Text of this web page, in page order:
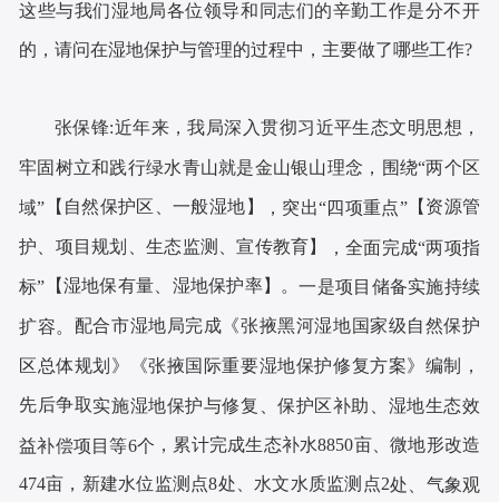
这些与我们湿地局各位领导和同志们的辛勤工作是分不开
的，请问在湿地保护与管理的过程中，主要做了哪些工作?
张保锋:近年来，我局深入贯彻习近平生态文明思想，
牢固树立和践行绿水青山就是金山银山理念， 围绕“两个区
域” 【自然保护区、一般湿地】 ，突出“四项重点”【资源管
护、项目规划、生态监测、宣传教育】 ，全面完成“两项指
标” 【湿地保有量、湿地保护率】 。一是项目储备实施持续
扩容。 配合市湿地局完成《张掖黑河湿地国家级自然保护
区总体规划》《张掖国际重要湿地保护修复方案》 编制，
先后争取实施湿地保护与修复、保护区补助、湿地生态效
益补偿项目等6个 ，累计完成生态补水8850亩、微地形改造
474亩，新建水位监测点8处、 水文水质监测点2处、气象观